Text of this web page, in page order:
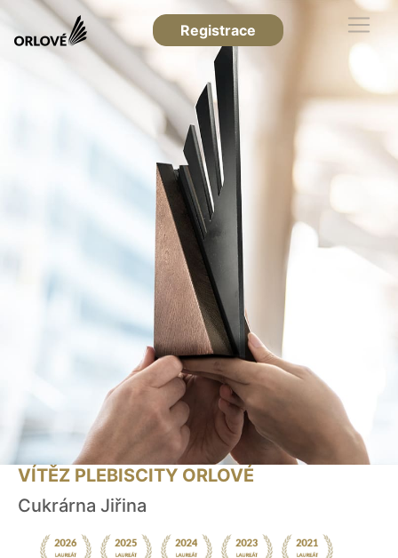
Registrace
VÍTĚZ PLEBISCITY ORLOVÉ
Cukrárna Jiřina